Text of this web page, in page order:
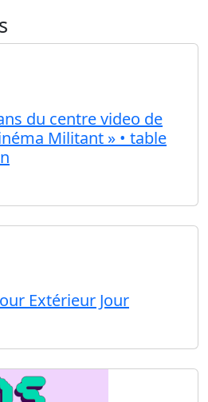
du centre video de
Militant » • table
Extérieur Jour